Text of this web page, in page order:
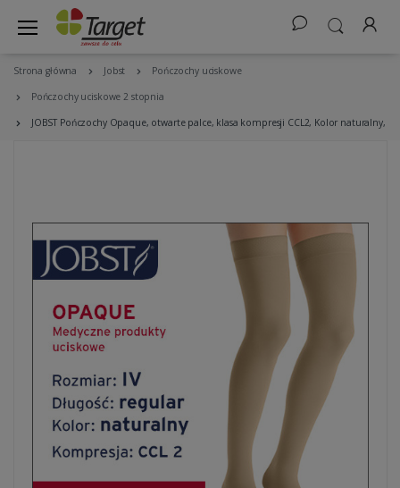
Strona główna Jobst Pończochy uciskowe
Pończochy uciskowe 2 stopnia
JOBST Pończochy Opaque, otwarte palce, klasa kompresji CCL2, Kolor naturalny,